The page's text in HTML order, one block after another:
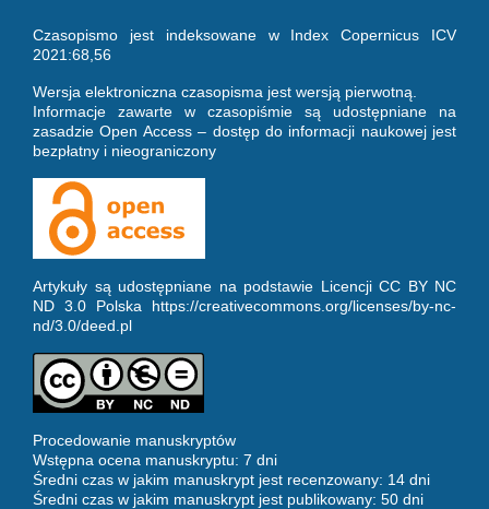
Czasopismo jest indeksowane w Index Copernicus ICV
2021:68,56
Wersja elektroniczna czasopisma jest wersją pierwotną.
Informacje zawarte w czasopiśmie są udostępniane na
zasadzie Open Access – dostęp do informacji naukowej jest
bezpłatny i nieograniczony
Artykuły są udostępniane na podstawie Licencji CC BY NC
ND 3.0 Polska https://creativecommons.org/licenses/by-nc-
nd/3.0/deed.pl
Procedowanie manuskryptów
Wstępna ocena manuskryptu: 7 dni
Średni czas w jakim manuskrypt jest recenzowany: 14 dni
Średni czas w jakim manuskrypt jest publikowany: 50 dni